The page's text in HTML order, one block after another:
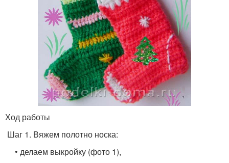
Ход работы
Шаг 1. Вяжем полотно носка:
• делаем выкройку (фото 1),